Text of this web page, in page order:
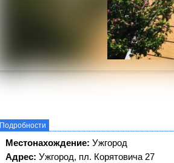
Подробности
Местонахождение: Ужгород
Адрес: Ужгород, пл. Корятовича 27